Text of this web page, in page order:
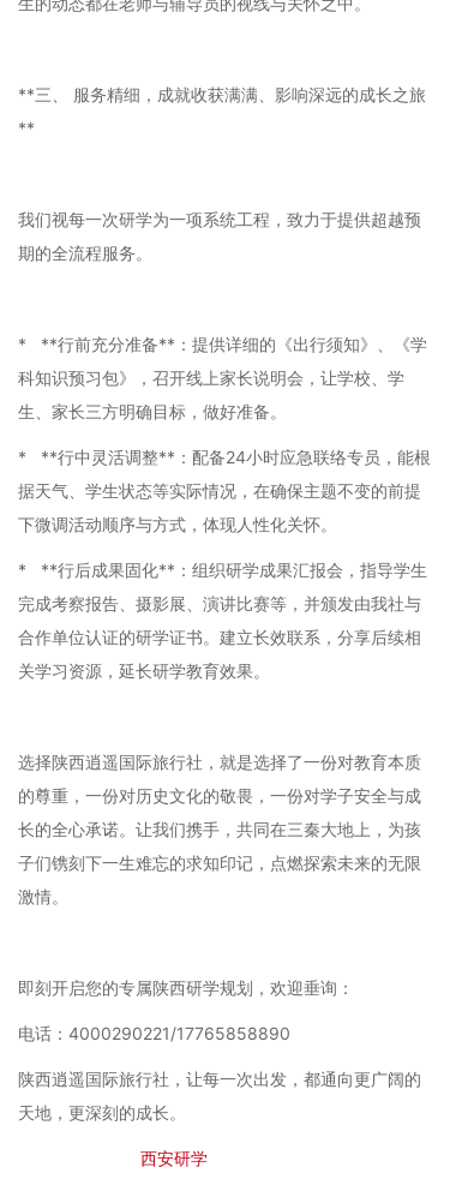
**三、 服务精细，成就收获满满、影响深远的成长之旅
**
我们视每一次研学为一项系统工程，致力于提供超越预
期的全流程服务。
* **行前充分准备**：提供详细的《出行须知》、《学
科知识预习包》，召开线上家长说明会，让学校、学
生、家长三方明确目标，做好准备。
* **行中灵活调整**：配备24小时应急联络专员，能根
据天气、学生状态等实际情况，在确保主题不变的前提
下微调活动顺序与方式，体现人性化关怀。
* **行后成果固化**：组织研学成果汇报会，指导学生
完成考察报告、摄影展、演讲比赛等，并颁发由我社与
合作单位认证的研学证书。建立长效联系，分享后续相
关学习资源，延长研学教育效果。
选择陕西逍遥国际旅行社，就是选择了一份对教育本质
的尊重，一份对历史文化的敬畏，一份对学子安全与成
长的全心承诺。让我们携手，共同在三秦大地上，为孩
子们镌刻下一生难忘的求知印记，点燃探索未来的无限
激情。
即刻开启您的专属陕西研学规划，欢迎垂询：
电话：4000290221/17765858890
陕西逍遥国际旅行社，让每一次出发，都通向更广阔的
天地，更深刻的成长。
西安研学